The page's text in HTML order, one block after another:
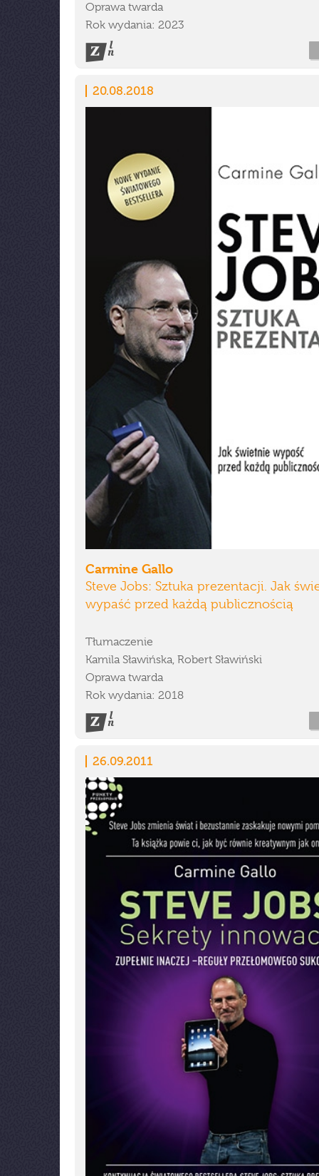
Oprawa twarda
Rok wydania: 2023
20.08.2018
Carmine Gallo
Steve Jobs: Sztuka prezentacji. Jak
wypaść przed każdą publicznością
Tłumaczenie
Kamila Sławińska, Robert Sławiński
Oprawa twarda
Rok wydania: 2018
26.09.2011